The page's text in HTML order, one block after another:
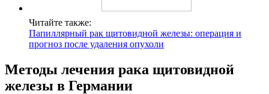
Читайте также:
Папиллярный рак щитовидной железы: операция и
прогноз после удаления опухоли
Методы лечения рака щитовидной
железы в Германии